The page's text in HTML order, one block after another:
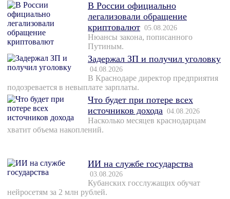
В России официально
легализовали обращение
криптовалют 05.08.2026
Нюансы закона, пописанного
Путиным.
Задержал ЗП и получил уголовку
04.08.2026
В Краснодаре директор предприятия
подозревается в невыплате зарплаты.
Что будет при потере всех
источников дохода 04.08.2026
Насколько месяцев краснодарцам
хватит объема накоплений.
ИИ на службе государства
03.08.2026
Кубанских госслужащих обучат
нейросетям за 2 млн рублей.